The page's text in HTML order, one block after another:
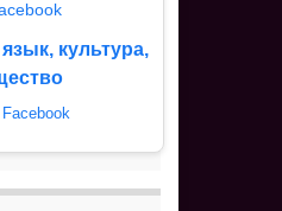
культура,
Facebook